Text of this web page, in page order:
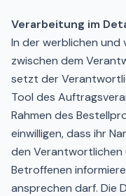
Verarbeitung im
In der werblichen und
zwischen dem
setzt der
Tool des
Rahmen des
einwilligen, dass ihr
den
Betroffenen
ansprechen darf. Die